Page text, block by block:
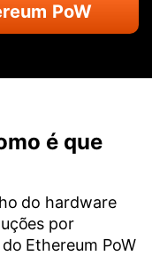
PoW
é que
do hardware
por
Ethereum PoW